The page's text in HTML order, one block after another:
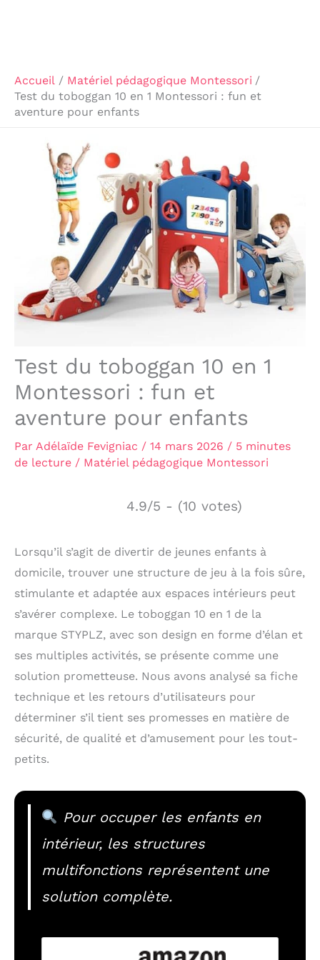
Accueil
Matériel pédagogique Montessori
Test du toboggan 10 en 1 Montessori : fun et
aventure pour enfants
Test du toboggan 10 en 1
Montessori : fun et
aventure pour enfants
Par Adélaïde Fevigniac / 14 mars 2026 / 5 minutes
de lecture / Matériel pédagogique Montessori
4.9/5 - (10 votes)
Lorsqu’il s’agit de divertir de jeunes enfants à
domicile, trouver une structure de jeu à la fois sûre,
stimulante et adaptée aux espaces intérieurs peut
s’avérer complexe. Le toboggan 10 en 1 de la
marque STYPLZ, avec son design en forme d’élan et
ses multiples activités, se présente comme une
solution prometteuse. Nous avons analysé sa fiche
technique et les retours d’utilisateurs pour
déterminer s’il tient ses promesses en matière de
sécurité, de qualité et d’amusement pour les tout-
petits.
Pour occuper les enfants en
intérieur, les structures
multifonctions représentent une
solution complète.